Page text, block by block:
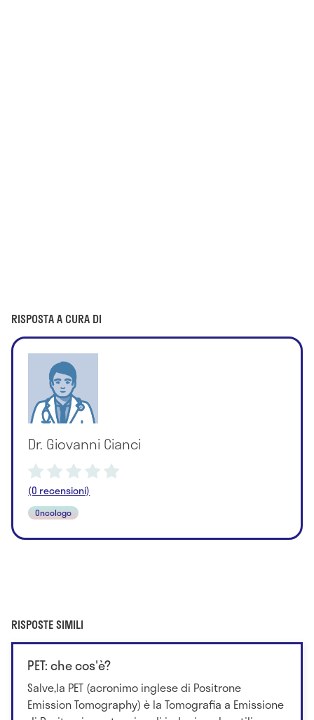
RISPOSTA A CURA DI
Dr. Giovanni Cianci
(0 recensioni)
Oncologo
RISPOSTE SIMILI
PET: che cos'è?
Salve,la PET (acronimo inglese di Positrone
Emission Tomography) è la Tomografia a Emissione